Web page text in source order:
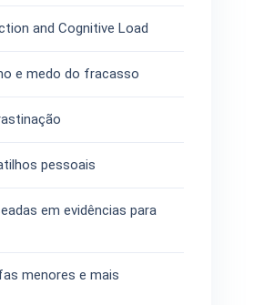
and Cognitive Load
e medo do fracasso
pessoais
em evidências para
menores e mais